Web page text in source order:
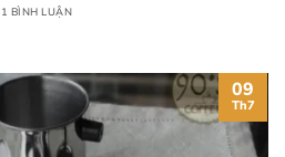
1 BÌNH LUẬN
09
Th7